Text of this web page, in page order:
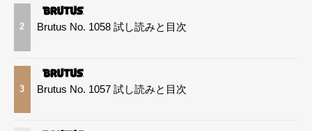
2 Brutus No. 1058 試し読みと目次
3 Brutus No. 1057 試し読みと目次